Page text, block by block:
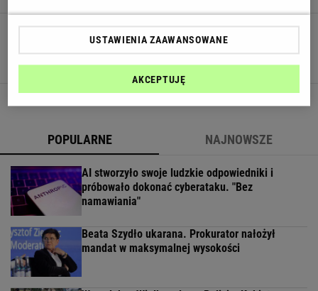
Ameryka Express. Kim jest Pamela i Mateusz z
Fit Lovers?
POPULARNE NAJNOWSZE
AI stworzyło swoje ludzkie odpowiedniki i
próbowało dokonać cyberataku. "Bez
namawiania"
Beata Szydło ukarana. Prokurator nałożył
mandat w maksymalnej wysokości
USTAWIENIA ZAAWANSOWANE
AKCEPTUJĘ